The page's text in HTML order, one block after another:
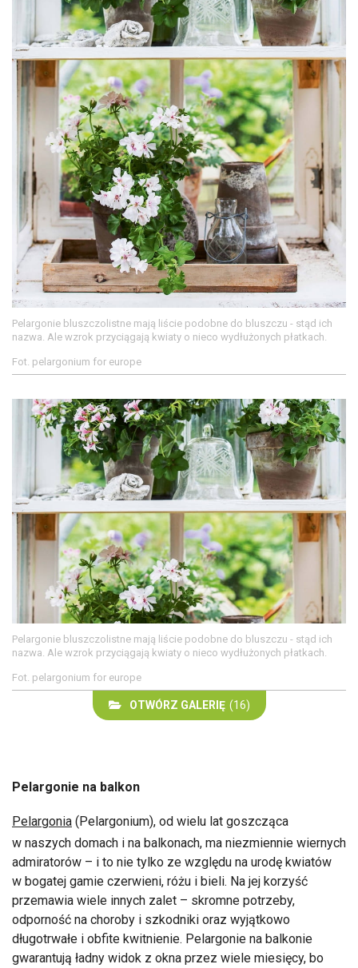
Pelargonie bluszczolistne mają liście podobne do bluszczu - stąd ich
nazwa. Ale wzrok przyciągają kwiaty o nieco wydłużonych płatkach.
Fot. pelargonium for europe
Pelargonie bluszczolistne mają liście podobne do bluszczu - stąd ich
nazwa. Ale wzrok przyciągają kwiaty o nieco wydłużonych płatkach.
Fot. pelargonium for europe
OTWÓRZ GALERIĘ (16)
Pelargonie na balkon
Pelargonia (Pelargonium), od wielu lat goszcząca
w naszych domach i na balkonach, ma niezmiennie wiernych
admiratorów – i to nie tylko ze względu na urodę kwiatów
w bogatej gamie czerwieni, różu i bieli. Na jej korzyść
przemawia wiele innych zalet – skromne potrzeby,
odporność na choroby i szkodniki oraz wyjątkowo
długotrwałe i obfite kwitnienie. Pelargonie na balkonie
gwarantują ładny widok z okna przez wiele miesięcy, bo